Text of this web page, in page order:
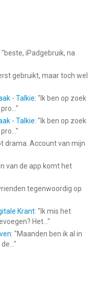
"beste, iPadgebruik, na
gebruikt, maar toch wel
- Talkie: " Ik ben op zoek
"
- Talkie: " Ik ben op zoek
"
drama. Account van mijn
van de app komt het
tegenwoordig op
Krant: " Ik mis het
Het... "
: "Maanden ben ik al in
"